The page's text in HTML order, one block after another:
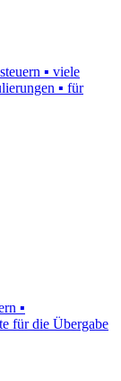
▪ viele
▪ für
▪
für die Übergabe